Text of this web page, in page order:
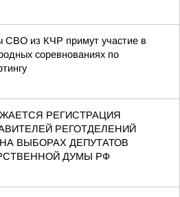
СВО из КЧР примут участие в
соревнованиях по
РЕГИСТРАЦИЯ
РЕГОТДЕЛЕНИЙ
ВЫБОРАХ ДЕПУТАТОВ
ДУМЫ РФ